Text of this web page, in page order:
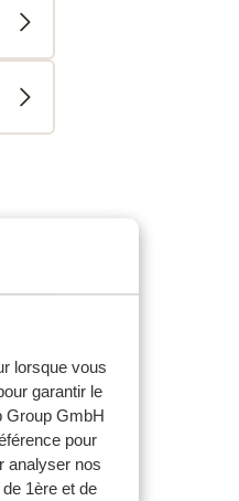
lorsque vous
garantir le
Group GmbH
pour
analyser nos
1ère et de